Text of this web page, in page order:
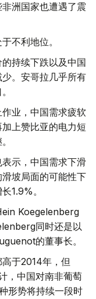
洲国家也遭遇了震
不利地位。
持续下跌以及中国
。安哥拉几乎所有
业，中国需求疲软
上赞比亚的电力短
示，中国需求下滑
坡局面的可能性下
1.9%。
Koegelenberg
同时还是以
的董事长。
于2014年，但
，中国对南非葡萄
形势将持续一段时